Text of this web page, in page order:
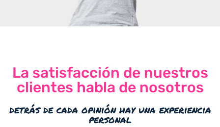
La satisfacción de nuestros
clientes habla de nosotros
detrás de cada opinión hay una experiencia
personal